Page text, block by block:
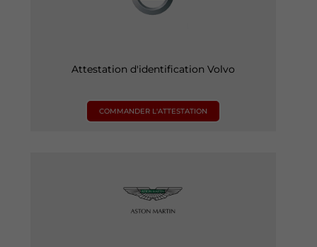
Attestation d'identification Volvo
COMMANDER L'ATTESTATION